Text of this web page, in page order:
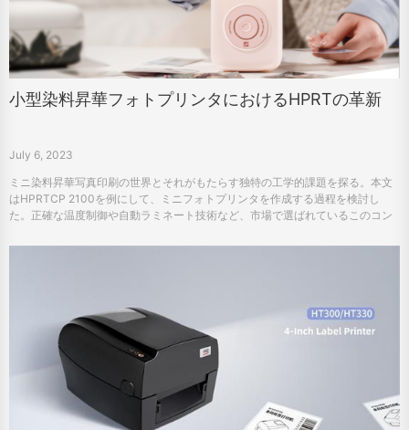
小型染料昇華フォトプリンタにおけるHPRTの革新
July 6, 2023
ミニ染料昇華写真印刷の世界とそれがもたらす独特の工学的課題を探る。本文
はHPRTCP 2100を例にして、ミニフォトプリンタを作成する過程を検討し
た。正確な温度制御や自動ラミネート技術など、市場で選ばれているこのコン
ョンへの執着を深く理解し、この分野の潜在的なビジネスチャンスについても